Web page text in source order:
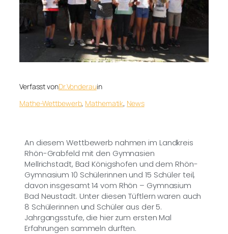
Verfasst vonDr.Vonderauin
Mathe-Wettbewerb, Mathematik, News
An diesem Wettbewerb nahmen im Landkreis
Rhön-Grabfeld mit den Gymnasien
Mellrichstadt, Bad Königshofen und dem Rhön-
Gymnasium 10 Schülerinnen und 15 Schüler teil,
davon insgesamt 14 vom Rhön – Gymnasium
Bad Neustadt. Unter diesen Tüftlern waren auch
8 Schülerinnen und Schüler aus der 5.
Jahrgangsstufe, die hier zum ersten Mal
Erfahrungen sammeln durften.